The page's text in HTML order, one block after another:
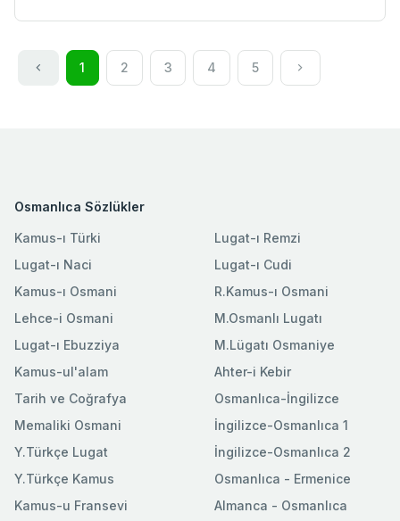
1 2 3 4 5
Osmanlıca Sözlükler
Kamus-ı Türki
Lugat-ı Naci
Kamus-ı Osmani
Lehce-i Osmani
Lugat-ı Ebuzziya
Lugat-ı Remzi
Lugat-ı Cudi
R.Kamus-ı Osmani
M.Osmanlı Lugatı
M.Lügatı Osmaniye
Kamus-ul'alam
Tarih ve Coğrafya
Memaliki Osmani
Y.Türkçe Lugat
Y.Türkçe Kamus
Ahter-i Kebir
Osmanlıca-İngilizce
İngilizce-Osmanlıca 1
İngilizce-Osmanlıca 2
Osmanlıca - Ermenice
Kamus-u Fransevi
Almanca - Osmanlıca